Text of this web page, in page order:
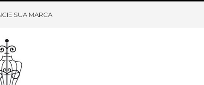
SUA MARCA